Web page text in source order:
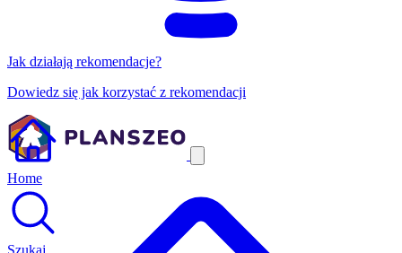
Jak działają rekomendacje?
Dowiedz się jak korzystać z rekomendacji
Home
Szukaj